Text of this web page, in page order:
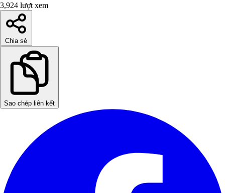
3,924 lượt xem
Chia sẻ
Sao chép liên kết